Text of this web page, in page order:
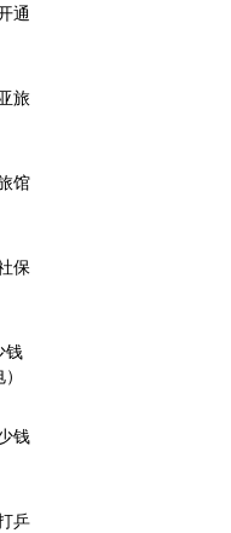
通
旅
馆
保
钱
钱
乒